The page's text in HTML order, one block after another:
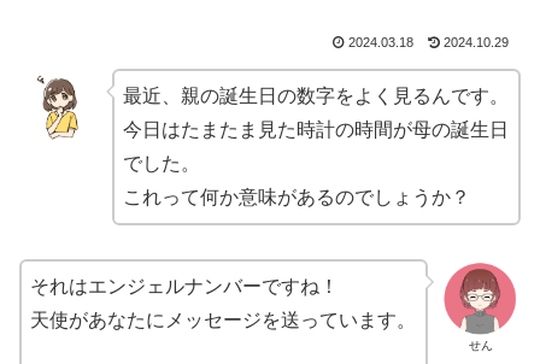
2024.03.18 2024.10.29
最近、親の誕生日の数字をよく見るんです。
今日はたまたま見た時計の時間が母の誕生日
でした。
これって何か意味があるのでしょうか？
せん
それはエンジェルナンバーですね！
天使があなたにメッセージを送っています。